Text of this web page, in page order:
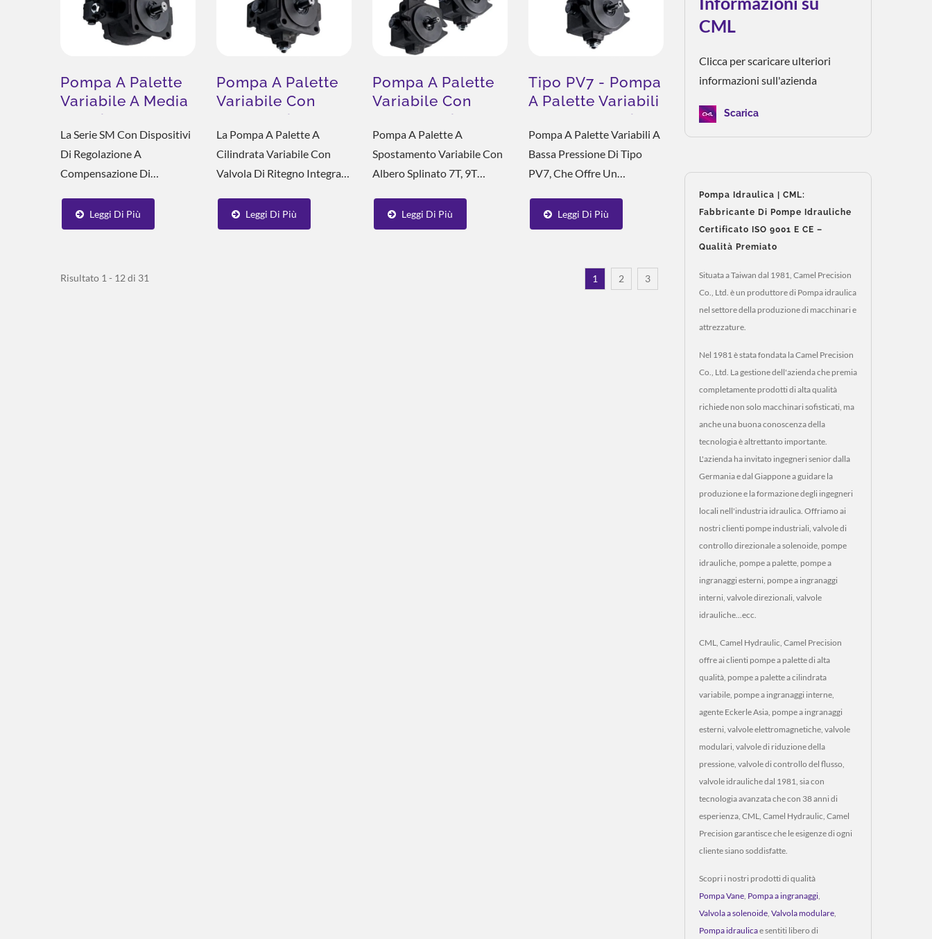
Pompa A Palette
Variabile A Media
Pressione SM
La Serie SM Con Dispositivi
Di Regolazione A
Compensazione Di
Caratteristiche Operative
Stabili. Il Design Della
Leggi Di Più
Pompa A Palette
Variabile Con
Valvola Di
Ritegno Integrata
SFC
La Pompa A Palette A
Cilindrata Variabile Con
Valvola Di Ritegno Integrata
Con Un Blocco Collettore. Il
Blocco Manifold Può Essere
Leggi Di Più
Pompa A Palette
Variabile Con
Albero Splinato
7T, 9T VCM+A,
VCM+B
Pompa A Palette A
Spostamento Variabile Con
Albero Splinato 7T, 9T
Motore E La Pompa Più
Concentrica, Correggendo
Leggi Di Più
Tipo PV7 - Pompa
A Palette Variabili
A Bassa Pressione
Pompa A Palette Variabili A
Bassa Pressione Di Tipo
PV7, Che Offre Un
Dell'uscita Della Pompa,
Garantendo Prestazioni
Condizioni Operative,
Presenta Un Diametro...
Leggi Di Più
Risultato 1 - 12 di 31 1 2 3
CML
Clicca per scaricare ulteriori
informazioni sull'azienda
Scarica
Pompa Idraulica | CML:
Fabbricante Di Pompe Idrauliche
Certificato ISO 9001 E CE –
Qualità Premiato
Situata a Taiwan dal 1981, Camel Precision
Co., Ltd. è un produttore di Pompa idraulica
nel settore della produzione di macchinari e
attrezzature.
Nel 1981 è stata fondata la Camel Precision
Co., Ltd. La gestione dell'azienda che premia
completamente prodotti di alta qualità
richiede non solo macchinari sofisticati, ma
anche una buona conoscenza della
tecnologia è altrettanto importante.
L'azienda ha invitato ingegneri senior dalla
Germania e dal Giappone a guidare la
produzione e la formazione degli ingegneri
locali nell'industria idraulica. Offriamo ai
nostri clienti pompe industriali, valvole di
controllo direzionale a solenoide, pompe
idrauliche, pompe a palette, pompe a
ingranaggi esterni, pompe a ingranaggi
interni, valvole direzionali, valvole
idrauliche...ecc.
CML, Camel Hydraulic, Camel Precision
offre ai clienti pompe a palette di alta
qualità, pompe a palette a cilindrata
variabile, pompe a ingranaggi interne,
agente Eckerle Asia, pompe a ingranaggi
esterni, valvole elettromagnetiche, valvole
modulari, valvole di riduzione della
pressione, valvole di controllo del flusso,
valvole idrauliche dal 1981, sia con
tecnologia avanzata che con 38 anni di
esperienza, CML, Camel Hydraulic, Camel
Precision garantisce che le esigenze di ogni
cliente siano soddisfatte.
Scopri i nostri prodotti di qualità
Pompa Vane Pompa a ingranaggi
Valvola a solenoide Valvola modulare
Pompa idraulicae sentiti libero di